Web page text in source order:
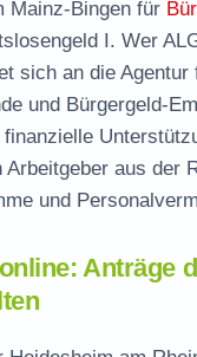
Mainz-Bingen für
I. Wer
sich an die Agentur
und Bürgergeld-
Arbeitgeber aus der
und
Anträge